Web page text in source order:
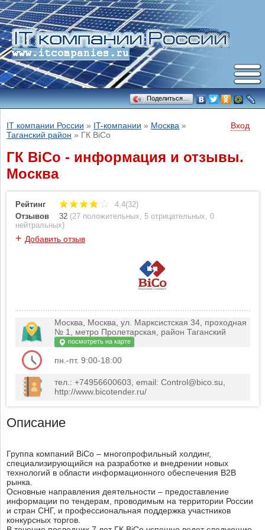
Поделиться…
IT компании России » IT-компании » Москва »
Таганский район » ГК BiCo
Вход
ГК BiCo - информация и отзывы.
Москва
Рейтинг
4.4(32)
Отзывов
32 (27 положительных, 5 отрицательных, 0
нейтральных)
+ Добавить отзыв
Москва, Москва, ул. Марксистская 34, проходная
№ 1, метро Пролетарская, район Таганский
посмотреть на карте
пн.-пт. 9:00-18:00
тел.: +74956600603, email: Control@bico.su,
http://www.bicotender.ru/
Описание
Группа компаний BiCo – многопрофильный холдинг,
специализирующийся на разработке и внедрении новых
технологий в области информационного обеспечения B2B
рынка.
Основные направления деятельности – предоставление
информации по тендерам, проводимым на территории России
и стран СНГ, и профессиональная поддержка участников
конкурсных торгов.